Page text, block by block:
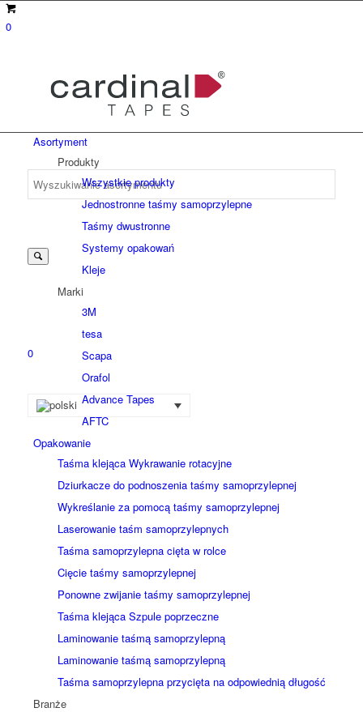
0
0
Asortyment
Produkty
Wszystkie produkty
Jednostronne taśmy samoprzylepne
Taśmy dwustronne
Systemy opakowań
Kleje
Marki
3M
tesa
Scapa
Orafol
Advance Tapes
AFTC
Opakowanie
Taśma klejąca Wykrawanie rotacyjne
Dziurkacze do podnoszenia taśmy samoprzylepnej
Wykreślanie za pomocą taśmy samoprzylepnej
Laserowanie taśm samoprzylepnych
Taśma samoprzylepna cięta w rolce
Cięcie taśmy samoprzylepnej
Ponowne zwijanie taśmy samoprzylepnej
Taśma klejąca Szpule poprzeczne
Laminowanie taśmą samoprzylepną
Laminowanie taśmą samoprzylepną
Taśma samoprzylepna przycięta na odpowiednią długość
Branże